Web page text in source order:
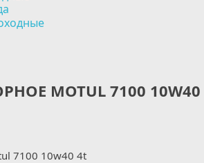
MOTUL 7100 10W40
7100 10w40 4t